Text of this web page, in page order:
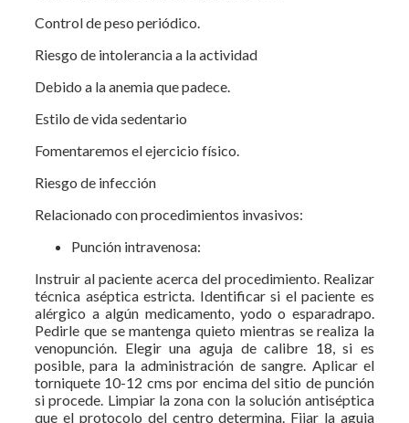
Control de peso periódico.
Riesgo de intolerancia a la actividad
Debido a la anemia que padece.
Estilo de vida sedentario
Fomentaremos el ejercicio físico.
Riesgo de infección
Relacionado con procedimientos invasivos:
Punción intravenosa:
Instruir al paciente acerca del procedimiento. Realizar
técnica aséptica estricta. Identificar si el paciente es
alérgico a algún medicamento, yodo o esparadrapo.
Pedirle que se mantenga quieto mientras se realiza la
venopunción. Elegir una aguja de calibre 18, si es
posible, para la administración de sangre. Aplicar el
torniquete 10-12 cms por encima del sitio de punción
si procede. Limpiar la zona con la solución antiséptica
que el protocolo del centro determina. Fijar la aguja